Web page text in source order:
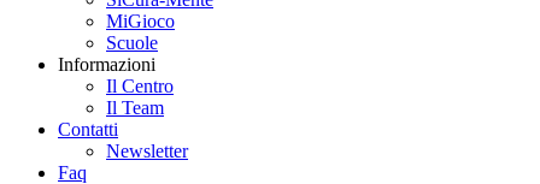
MiGioco
Scuole
Informazioni
Il Centro
Il Team
Contatti
Newsletter
Faq